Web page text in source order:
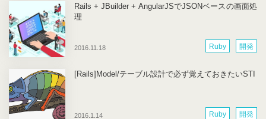
2016.11.18
Rails + JBuilder + AngularJSでJSONベースの画面処
理
Ruby 開発
2016.1.14
[Rails]Model/テーブル設計で必ず覚えておきたいSTI
Ruby 開発